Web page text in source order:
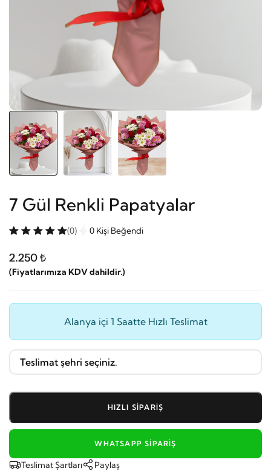
7 Gül Renkli Papatyalar
(0) 0 Kişi Beğendi
2.250 ₺
(Fiyatlarımıza KDV dahildir.)
Alanya içi 1 Saatte Hızlı Teslimat
HIZLI SIPARIŞ
WHATSAPP SIPARIŞ
Teslimat Şartları Paylaş